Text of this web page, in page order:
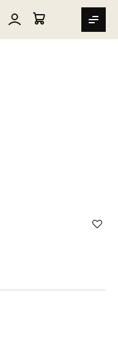
SEARCH
MIN VARUKORG